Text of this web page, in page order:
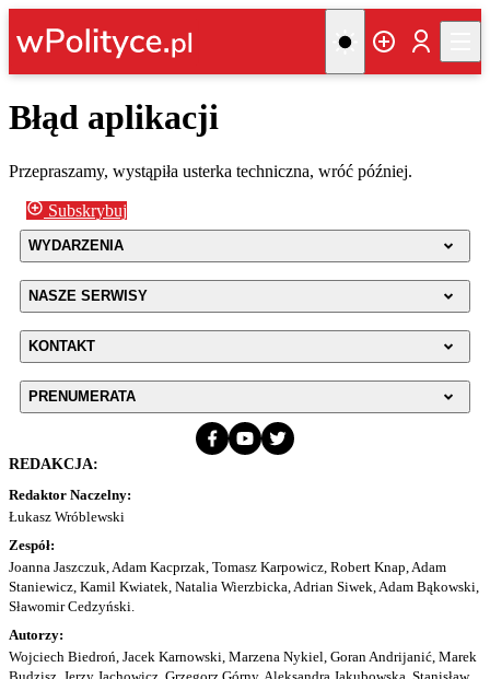
Błąd aplikacji
Przepraszamy, wystąpiła usterka techniczna, wróć później.
Subskrybuj
WYDARZENIA
NASZE SERWISY
KONTAKT
PRENUMERATA
REDAKCJA:
Redaktor Naczelny:
Łukasz Wróblewski
Zespół:
Joanna Jaszczuk, Adam Kacprzak, Tomasz Karpowicz, Robert Knap, Adam
Staniewicz, Kamil Kwiatek, Natalia Wierzbicka, Adrian Siwek, Adam Bąkowski,
Sławomir Cedzyński.
Autorzy:
Wojciech Biedroń, Jacek Karnowski, Marzena Nykiel, Goran Andrijanić, Marek